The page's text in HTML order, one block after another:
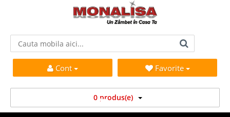
Cont Favorite
0 produs(e)